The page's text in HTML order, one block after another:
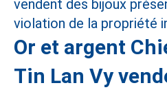
Or et argent
Tin Lan Vy